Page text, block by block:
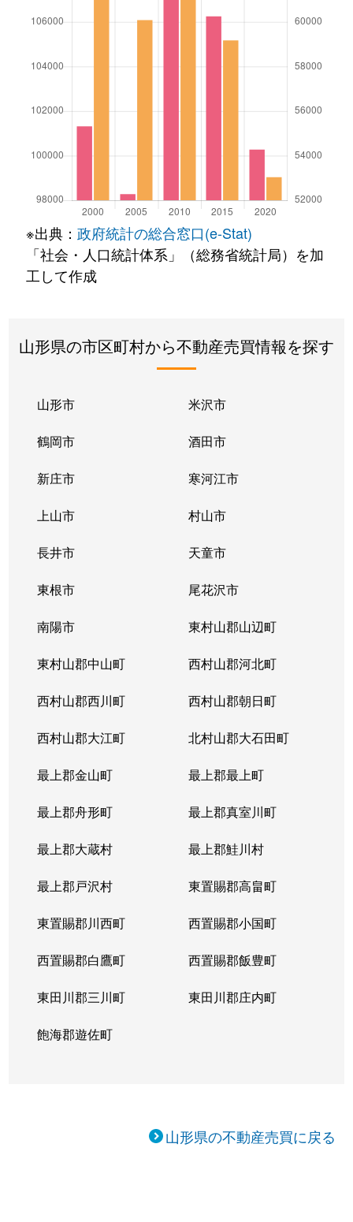
※出典： 政府統計の総合窓口(e-Stat)
「社会・人口統計体系」（総務省統計局）を加
工して作成
山形県の市区町村から不動産売買情報を探す
山形市 米沢市
鶴岡市 酒田市
新庄市 寒河江市
上山市 村山市
長井市 天童市
東根市 尾花沢市
南陽市 東村山郡山辺町
東村山郡中山町 西村山郡河北町
西村山郡西川町 西村山郡朝日町
西村山郡大江町 北村山郡大石田町
最上郡金山町 最上郡最上町
最上郡舟形町 最上郡真室川町
最上郡大蔵村 最上郡鮭川村
最上郡戸沢村 東置賜郡高畠町
東置賜郡川西町 西置賜郡小国町
西置賜郡白鷹町 西置賜郡飯豊町
東田川郡三川町 東田川郡庄内町
飽海郡遊佐町
山形県の不動産売買に戻る